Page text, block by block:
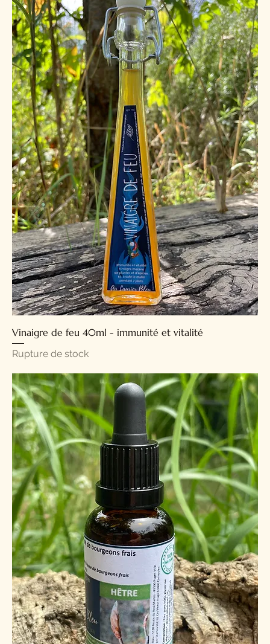
Vinaigre de feu 40ml - immunité et vitalité
Rupture de stock